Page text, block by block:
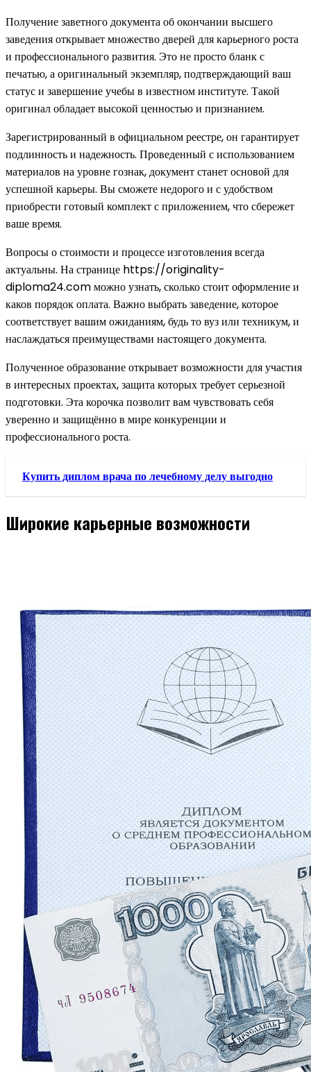
Получение заветного документа об окончании высшего
заведения открывает множество дверей для карьерного роста
и профессионального развития. Это не просто бланк с
печатью, а оригинальный экземпляр, подтверждающий ваш
статус и завершение учебы в известном институте. Такой
оригинал обладает высокой ценностью и признанием.
Зарегистрированный в официальном реестре, он гарантирует
подлинность и надежность. Проведенный с использованием
материалов на уровне гознак, документ станет основой для
успешной карьеры. Вы сможете недорого и с удобством
приобрести готовый комплект с приложением, что сбережет
ваше время.
Вопросы о стоимости и процессе изготовления всегда
актуальны. На странице https://originality-
diploma24.com можно узнать, сколько стоит оформление и
каков порядок оплата. Важно выбрать заведение, которое
соответствует вашим ожиданиям, будь то вуз или техникум, и
наслаждаться преимуществами настоящего документа.
Полученное образование открывает возможности для участия
в интересных проектах, защита которых требует серьезной
подготовки. Эта корочка позволит вам чувствовать себя
уверенно и защищённо в мире конкуренции и
профессионального роста.
Купить диплом врача по лечебному делу выгодно
Широкие карьерные возможности